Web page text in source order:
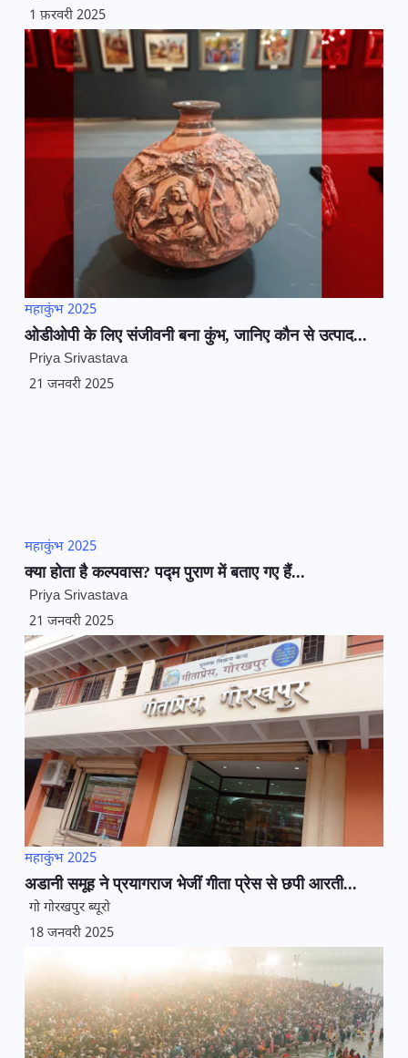
1 फ़रवरी 2025
महाकुंभ 2025
ओडीओपी के लिए संजीवनी बना कुंभ, जानिए कौन से उत्पाद...
Priya Srivastava
21 जनवरी 2025
महाकुंभ 2025
क्या होता है कल्पवास? पद्म पुराण में बताए गए हैं...
Priya Srivastava
21 जनवरी 2025
महाकुंभ 2025
अडानी समूह ने प्रयागराज भेजीं गीता प्रेस से छपी आरती...
गो गोरखपुर ब्यूरो
18 जनवरी 2025